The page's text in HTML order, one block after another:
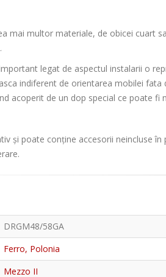
mai multor materiale, de obicei cuart
legat de aspectul instalarii o
indiferent de orientarea mobilei
acoperit de un dop special ce poate fi
și poate conține accesorii neincluse
DRGM48/58GA
Ferro, Polonia
Mezzo II